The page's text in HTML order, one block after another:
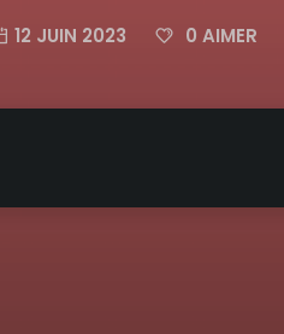
12 JUIN 2023 0 AIMER